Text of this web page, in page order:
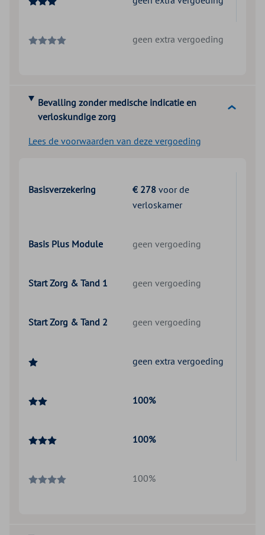
geen extra vergoeding
Bevalling zonder medische indicatie en
verloskundige zorg
Lees de voorwaarden van deze vergoeding
Basisverzekering € 278 voor de
verloskamer
Basis Plus Module geen vergoeding
Start Zorg & Tand 1 geen vergoeding
Start Zorg & Tand 2 geen vergoeding
geen extra vergoeding
100%
100%
100%